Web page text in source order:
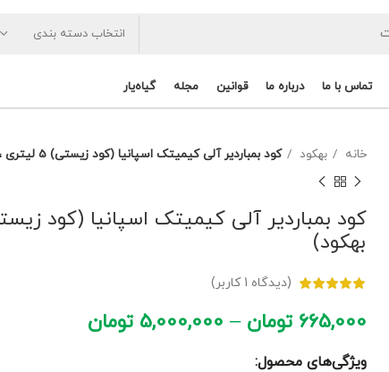
انتخاب دسته بندی
تماس با ما درباره ما قوانین مجله گیاه‌یار
خانه بهکود کود بمباردیر آلی کیمیتک اسپانیا (کود زیستی) 5 لیتری ، 1 لیتری و 120 سی سی(ریپک بهکود)
بهکود)
(دیدگاه 1 کاربر)
665,000 تومان –
5,000,000 تومان
ویژگی‌های محصول: